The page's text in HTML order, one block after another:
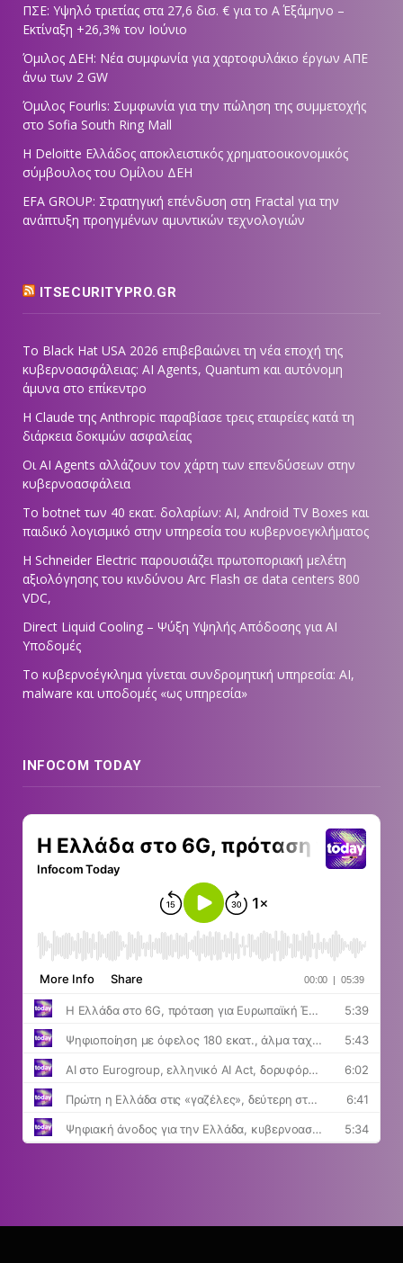
ΠΣΕ: Υψηλό τριετίας στα 27,6 δισ. € για το Α΄ Εξάμηνο –
Εκτίναξη +26,3% τον Ιούνιο
Όμιλος ΔΕΗ: Νέα συμφωνία για χαρτοφυλάκιο έργων ΑΠΕ
άνω των 2 GW
Όμιλος Fourlis: Συμφωνία για την πώληση της συμμετοχής
στο Sofia South Ring Mall
Η Deloitte Ελλάδος αποκλειστικός χρηματοοικονομικός
σύμβουλος του Ομίλου ΔΕΗ
EFA GROUP: Στρατηγική επένδυση στη Fractal για την
ανάπτυξη προηγμένων αμυντικών τεχνολογιών
ITSECURITYPRO.GR
Το Black Hat USA 2026 επιβεβαιώνει τη νέα εποχή της
κυβερνοασφάλειας: AI Agents, Quantum και αυτόνομη
άμυνα στο επίκεντρο
Η Claude της Anthropic παραβίασε τρεις εταιρείες κατά τη
διάρκεια δοκιμών ασφαλείας
Οι AI Agents αλλάζουν τον χάρτη των επενδύσεων στην
κυβερνοασφάλεια
Το botnet των 40 εκατ. δολαρίων: AI, Android TV Boxes και
παιδικό λογισμικό στην υπηρεσία του κυβερνοεγκλήματος
Η Schneider Electric παρουσιάζει πρωτοποριακή μελέτη
αξιολόγησης του κινδύνου Arc Flash σε data centers 800
VDC,
Direct Liquid Cooling – Ψύξη Υψηλής Απόδοσης για AI
Υποδομές
Το κυβερνοέγκλημα γίνεται συνδρομητική υπηρεσία: AI,
malware και υποδομές «ως υπηρεσία»
INFOCOM TODAY